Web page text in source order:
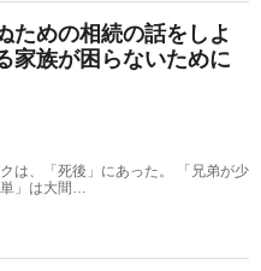
ための相続の話をしよ
族が困らないために
は、「死後」にあった。 「兄弟が少
」は大間…